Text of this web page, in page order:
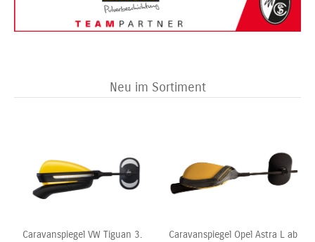
Neu im Sortiment
Caravanspiegel VW Tiguan 3.
Caravanspiegel Opel Astra L ab